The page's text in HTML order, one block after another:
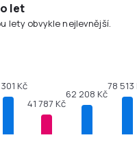
let
lety obvykle nejlevnější.
Kč
41 787 Kč
62 208 Kč
78 513